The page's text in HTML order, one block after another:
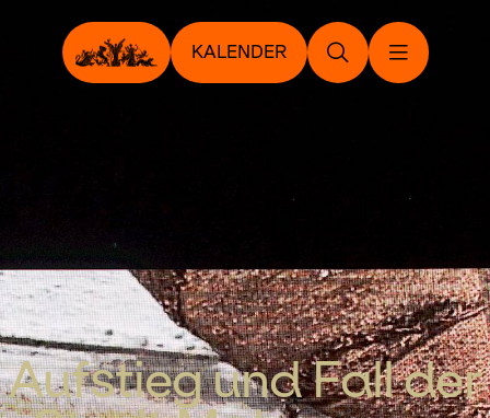
KALENDER
Aufstieg und Fall der